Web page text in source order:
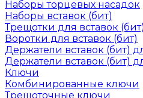
Наборы торцевых насадок
Наборы вставок (бит)
Трещотки для вставок (бит)
Воротки для вставок (бит)
Держатели вставок (бит)
Держатели вставок (бит)
Ключи
Комбинированные ключи
Трещоточные ключи